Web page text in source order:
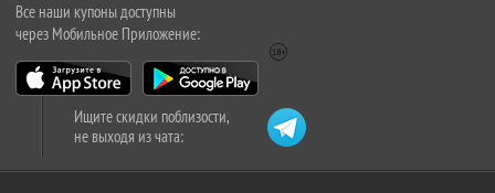
Все наши купоны доступны
через Мобильное Приложение:
Ищите скидки поблизости,
не выходя из чата: